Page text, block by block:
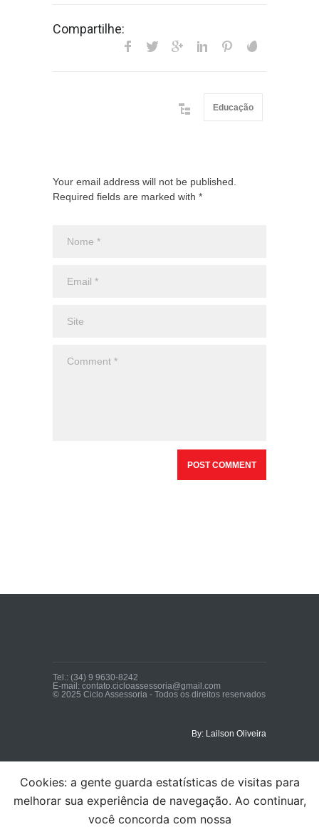
Compartilhe:
Educação
Your email address will not be published.
Required fields are marked with *
Tel.: (34) 9 9630-8242
E-mail: contato.cicloassessoria@gmail.com
© 2025 Ciclo Assessoria - Todos os direitos reservados
By: Lailson Oliveira
Cookies: a gente guarda estatísticas de visitas para
melhorar sua experiência de navegação. Ao continuar,
você concorda com nossa